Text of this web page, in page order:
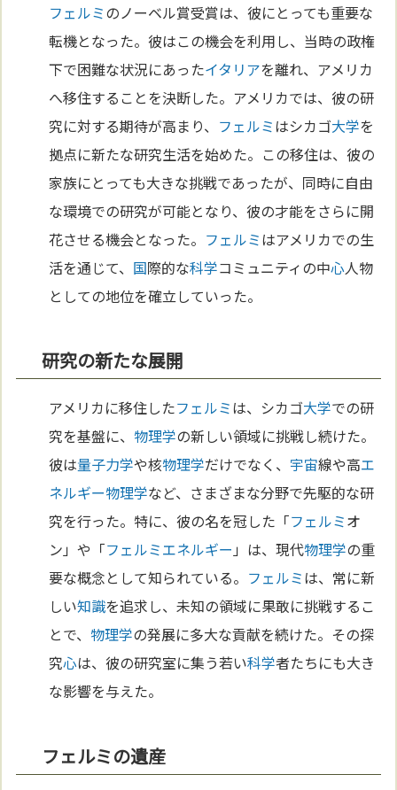
フェルミのノーベル賞受賞は、彼にとっても重要な
転機となった。彼はこの機会を利用し、当時の政権
下で困難な状況にあったイタリアを離れ、アメリカ
へ移住することを決断した。アメリカでは、彼の研
究に対する期待が高まり、 フェルミはシカゴ大学を
拠点に新たな研究生活を始めた。この移住は、彼の
家族にとっても大きな挑戦であったが、同時に自由
な環境での研究が可能となり、彼の才能をさらに開
花させる機会となった。 フェルミはアメリカでの生
活を通じて、 国際的な科学コミュニティの中心人物
としての地位を確立していった。
研究の新たな展開
アメリカに移住したフェルミは、シカゴ大学での研
究を基盤に、 物理学の新しい領域に挑戦し続けた。
彼は量子力学や核物理学だけでなく、 宇宙線や高エ
ネルギー物理学など、さまざまな分野で先駆的な研
究を行った。特に、彼の名を冠した「フェルミオ
ン」や「フェルミエネルギー 」は、現代物理学の重
要な概念として知られている。 フェルミは、常に新
しい知識を追求し、未知の領域に果敢に挑戦するこ
とで、 物理学の発展に多大な貢献を続けた。その探
究心は、彼の研究室に集う若い科学者たちにも大き
な影響を与えた。
フェルミの遺産